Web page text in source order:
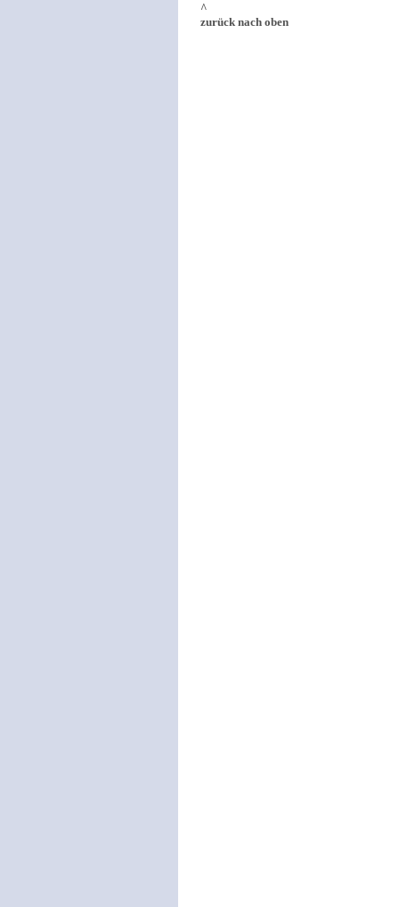
^
zurück nach oben